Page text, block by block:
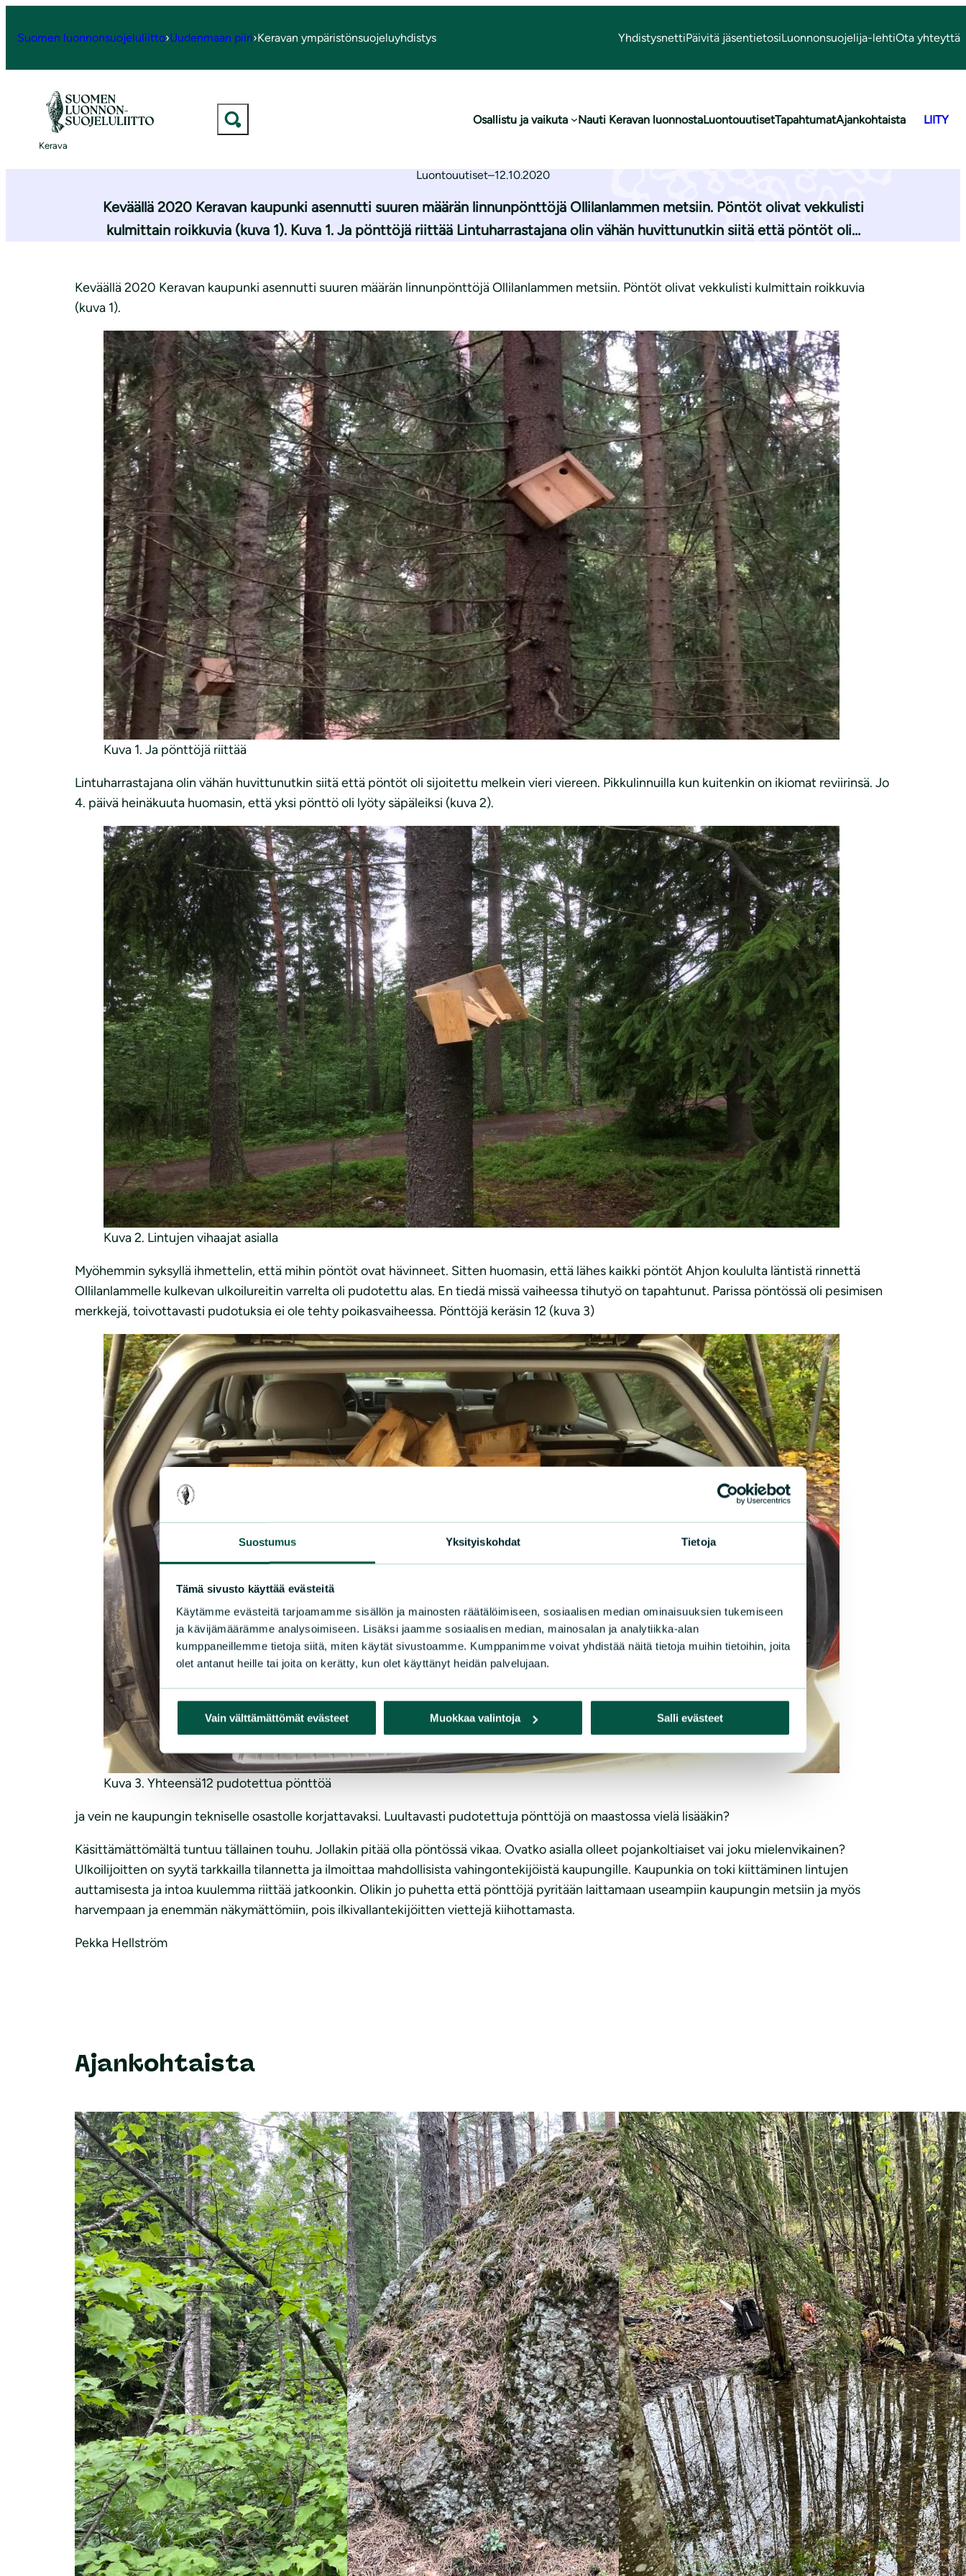
Suostumus Yksityiskohdat Tietoja
Tämä sivusto käyttää evästeitä
Käytämme evästeitä tarjoamamme sisällön ja mainosten räätälöimiseen, sosiaalisen median ominaisuuksien tukemiseen
ja kävijämäärämme analysoimiseen. Lisäksi jaamme sosiaalisen median, mainosalan ja analytiikka-alan
kumppaneillemme tietoja siitä, miten käytät sivustoamme. Kumppanimme voivat yhdistää näitä tietoja muihin tietoihin, joita
olet antanut heille tai joita on kerätty, kun olet käyttänyt heidän palvelujaan.
Vain välttämättömät evästeet Muokkaa valintoja Salli evästeet
Suomen luonnonsuojeluliitto›Uudenmaan piiri›Keravan ympäristönsuojeluyhdistys YhdistysnettiPäivitä jäsentietosiLuonnonsuojelija-lehtiOta yhteyttä
Kerava
Osallistu ja vaikuta Nauti Keravan luonnostaLuontouutisetTapahtumatAjankohtaista LIITY
Ajankohtaista Pöntöissä vikaa
Pöntöissä vikaa
Luontouutiset–12.10.2020
Keväällä 2020 Keravan kaupunki asennutti suuren määrän linnunpönttöjä Ollilanlammen metsiin. Pöntöt olivat vekkulisti
kulmittain roikkuvia (kuva 1). Kuva 1. Ja pönttöjä riittää Lintuharrastajana olin vähän huvittunutkin siitä että pöntöt oli…
Keväällä 2020 Keravan kaupunki asennutti suuren määrän linnunpönttöjä Ollilanlammen metsiin. Pöntöt olivat vekkulisti kulmittain roikkuvia
(kuva 1).
Kuva 1. Ja pönttöjä riittää
Lintuharrastajana olin vähän huvittunutkin siitä että pöntöt oli sijoitettu melkein vieri viereen. Pikkulinnuilla kun kuitenkin on ikiomat reviirinsä. Jo
4. päivä heinäkuuta huomasin, että yksi pönttö oli lyöty säpäleiksi (kuva 2).
Kuva 2. Lintujen vihaajat asialla
Myöhemmin syksyllä ihmettelin, että mihin pöntöt ovat hävinneet. Sitten huomasin, että lähes kaikki pöntöt Ahjon koululta läntistä rinnettä
Ollilanlammelle kulkevan ulkoilureitin varrelta oli pudotettu alas. En tiedä missä vaiheessa tihutyö on tapahtunut. Parissa pöntössä oli pesimisen
merkkejä, toivottavasti pudotuksia ei ole tehty poikasvaiheessa. Pönttöjä keräsin 12 (kuva 3)
Kuva 3. Yhteensä12 pudotettua pönttöä
ja vein ne kaupungin tekniselle osastolle korjattavaksi. Luultavasti pudotettuja pönttöjä on maastossa vielä lisääkin?
Käsittämättömältä tuntuu tällainen touhu. Jollakin pitää olla pöntössä vikaa. Ovatko asialla olleet pojankoltiaiset vai joku mielenvikainen?
Ulkoilijoitten on syytä tarkkailla tilannetta ja ilmoittaa mahdollisista vahingontekijöistä kaupungille. Kaupunkia on toki kiittäminen lintujen
auttamisesta ja intoa kuulemma riittää jatkoonkin. Olikin jo puhetta että pönttöjä pyritään laittamaan useampiin kaupungin metsiin ja myös
harvempaan ja enemmän näkymättömiin, pois ilkivallantekijöitten viettejä kiihottamasta.
Pekka Hellström
Ajankohtaista